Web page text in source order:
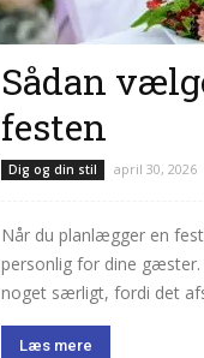
Sådan
festen
Dig og din stil april 30, 2026
Når du planlægger en
personlig for dine
noget særligt, fordi det
Læs mere